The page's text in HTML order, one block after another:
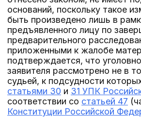
оснований, поскольку такое
быть произведено лишь в
предъявленного лицу по
предварительного
приложенными к жалобе
подтверждается, что
заявителя рассмотрено не в
судьей, к подсудности
статьями 30 и 31 УПК
соответствии со статьей 47
Конституции Российской